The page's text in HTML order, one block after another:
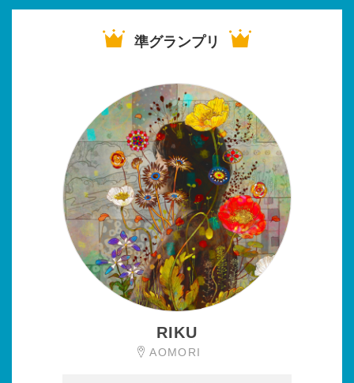
準グランプリ
RIKU
AOMORI